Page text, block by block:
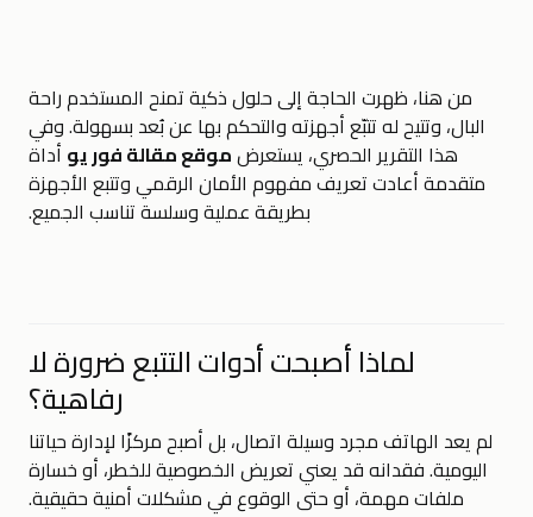
من هنا، ظهرت الحاجة إلى حلول ذكية تمنح المستخدم راحة
البال، وتتيح له تتبّع أجهزته والتحكم بها عن بُعد بسهولة. وفي
هذا التقرير الحصري، يستعرضموقع مقالة فور يو أداة
متقدمة أعادت تعريف مفهوم الأمان الرقمي وتتبع الأجهزة
بطريقة عملية وسلسة تناسب الجميع.
لماذا أصبحت أدوات التتبع ضرورة لا
رفاهية؟
لم يعد الهاتف مجرد وسيلة اتصال، بل أصبح مركزًا لإدارة حياتنا
اليومية. فقدانه قد يعني تعريض الخصوصية للخطر، أو خسارة
ملفات مهمة، أو حتى الوقوع في مشكلات أمنية حقيقية.